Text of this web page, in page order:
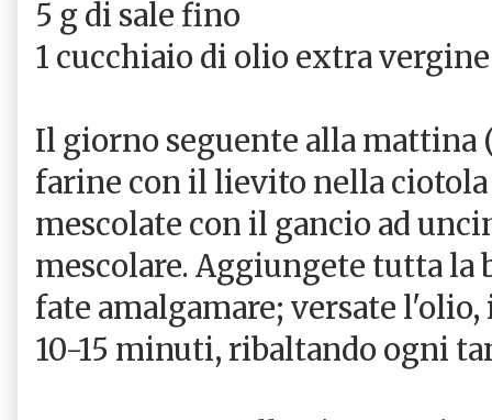
5 g di sale fino
1 cucchiaio di olio extra
Il giorno seguente alla mattina
farine con il lievito nella
mescolate con il gancio ad
mescolare. Aggiungete tutta la
fate amalgamare; versate
10-15 minuti, ribaltando ogni